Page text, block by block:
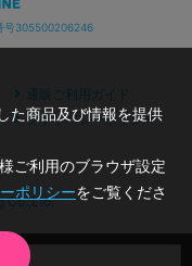
号305500206246
通販ご利用ガイド
プライバシーポリシー
Co.,Ltd.
た商品及び情報を提供
ご利用のブラウザ設定
ポリシーをご覧くださ